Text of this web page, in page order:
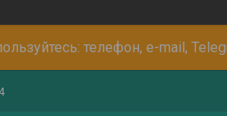
телефон, e-mail,